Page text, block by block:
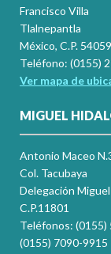
Francisco Villa
Tlalnepantla
México, C.P. 54059
Teléfono: (0155)
Ver mapa de
MIGUEL
Antonio Maceo
Col. Tacubaya
Delegación
C.P.11801
Teléfonos: (0155)
(0155) 7090-9915